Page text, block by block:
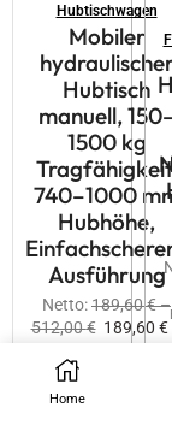
Hubtischwagen
Mobiler
Hubtisch
manuell,
1500 kg
740–1000
Hubhöhe,
Ausführung
Netto:189,60€–
512,00€ 189,60 €
Brutto: 237,00
237,00
Home